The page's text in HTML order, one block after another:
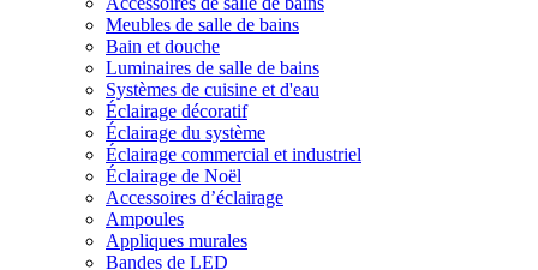
Meubles de salle de bains
Bain et douche
Luminaires de salle de bains
Systèmes de cuisine et d'eau
Éclairage décoratif
Éclairage du système
Éclairage commercial et industriel
Éclairage de Noël
Accessoires d’éclairage
Ampoules
Appliques murales
Bandes de LED